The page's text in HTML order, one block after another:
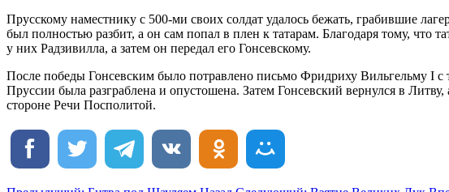
Прусскому наместнику с 500-ми своих солдат удалось бежать, грабившие
был полностью разбит, а он сам попал в плен к татарам. Благодаря тому, что
у них Радзивилла, а затем он передал его Гонсевскому.
После победы Гонсевским было потравлено письмо Фридриху Вильгельму I с
Пруссии была разграблена и опустошена. Затем Гонсевский вернулся в
стороне Речи Посполитой.